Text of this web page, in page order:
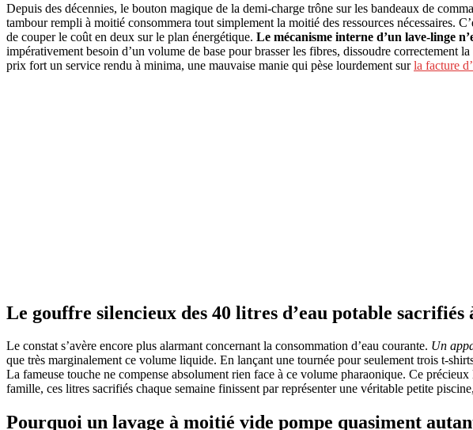
Depuis des décennies, le bouton magique de la demi-charge trône sur les bandeaux de
tambour rempli à moitié consommera tout simplement la moitié des ressources nécessaires.
de couper le coût en deux sur le plan énergétique. Le mécanisme interne d’un lave-linge
impérativement besoin d’un volume de base pour brasser les fibres, dissoudre correctement
prix fort un service rendu à minima, une mauvaise manie qui pèse lourdement surla facture
Le gouffre silencieux des 40 litres d’eau potable
Le constat s’avère encore plus alarmant concernant la consommation d’eau courante. Un
que très marginalement ce volume liquide. En lançant une tournée pour seulement trois t-
La fameuse touche ne compense absolument rien face à ce volume pharaonique. Ce
famille, ces litres sacrifiés chaque semaine finissent par représenter une véritable petite
Pourquoi un lavage à moitié vide pompe quasiment